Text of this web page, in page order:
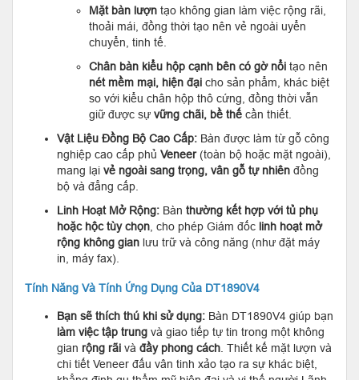
Mặt bàn lượn tạo không gian làm việc rộng rãi,
thoải mái, đồng thời tạo nên vẻ ngoài uyển
chuyển, tinh tế.
Chân bàn kiểu hộp cạnh bên có gờ nổi tạo nên
nét mềm mại, hiện đại cho sản phẩm, khác biệt
so với kiểu chân hộp thô cứng, đồng thời vẫn
giữ được sự vững chãi, bề thế cần thiết.
Vật Liệu Đồng Bộ Cao Cấp: Bàn được làm từ gỗ công
nghiệp cao cấp phủ Veneer(toàn bộ hoặc mặt ngoài),
mang lại vẻ ngoài sang trọng, vân gỗ tự nhiên đồng
bộ và đẳng cấp.
Linh Hoạt Mở Rộng: Bàn thường kết hợp với tủ phụ
hoặc hộc tùy chọn, cho phép Giám đốc linh hoạt mở
rộng không gian lưu trữ và công năng (như đặt máy
in, máy fax).
Tính Năng Và Tính Ứng Dụng Của DT1890V4
Bạn sẽ thích thú khi sử dụng: Bàn DT1890V4 giúp bạn
làm việc tập trung và giao tiếp tự tin trong một không
gian rộng rãi và đầy phong cách. Thiết kế mặt lượn và
chi tiết Veneer đấu vân tinh xảo tạo ra sự khác biệt,